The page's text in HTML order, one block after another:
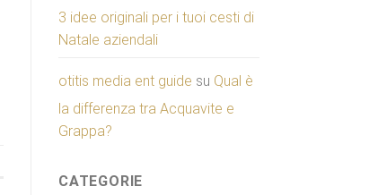
3 idee originali per i tuoi cesti di
Natale aziendali
otitis media ent guide su Qual è
la differenza tra Acquavite e
Grappa?
CATEGORIE